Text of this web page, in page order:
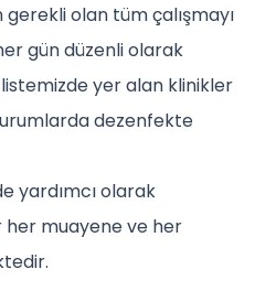
olan tüm çalışmayı
gün düzenli olarak
yer alan klinikler
dezenfekte
yardımcı olarak
her muayene ve her